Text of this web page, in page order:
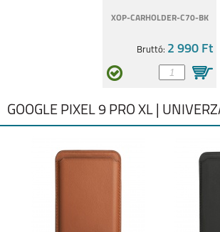
XOP-CARHOLDER-C70-BK
Bruttó: 2 990 Ft
GOOGLE PIXEL 9 PRO XL |